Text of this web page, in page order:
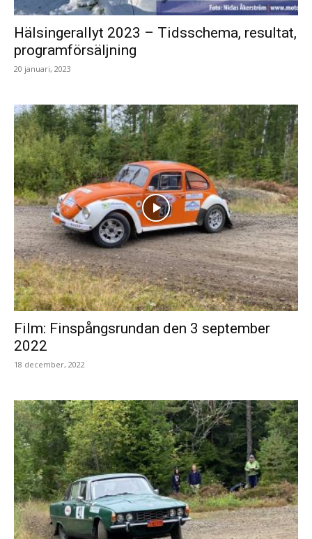
Hälsingerallyt 2023 – Tidsschema, resultat,
programförsäljning
20 januari, 2023
Film: Finspångsrundan den 3 september
2022
18 december, 2022